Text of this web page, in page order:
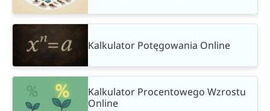
Kalkulator Potęgowania Online
Kalkulator Procentowego Wzrostu
Online